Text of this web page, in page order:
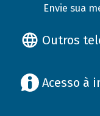
Envie sua
Outros
Acesso à